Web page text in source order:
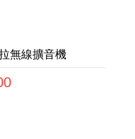
無線擴音機